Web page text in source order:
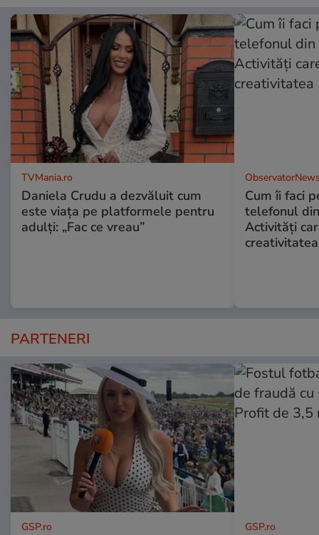
TVMania.ro
Daniela Crudu a dezvăluit cum
este viața pe platformele pentru
adulți: „Fac ce vreau”
Cum îi faci
telefonul
Activități
creativitatea
PARTENERI
GSP.ro GSP.ro